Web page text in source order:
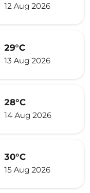
12 Aug 2026
29°C
13 Aug 2026
28°C
14 Aug 2026
30°C
15 Aug 2026